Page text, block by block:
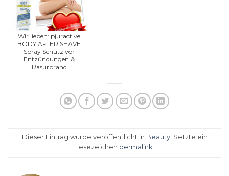
Wir lieben: pjuractive
BODY AFTER SHAVE
Spray Schutz vor
Entzündungen &
Rasurbrand
Dieser Eintrag wurde veröffentlicht in Beauty. Setzte ein
Lesezeichen permalink.